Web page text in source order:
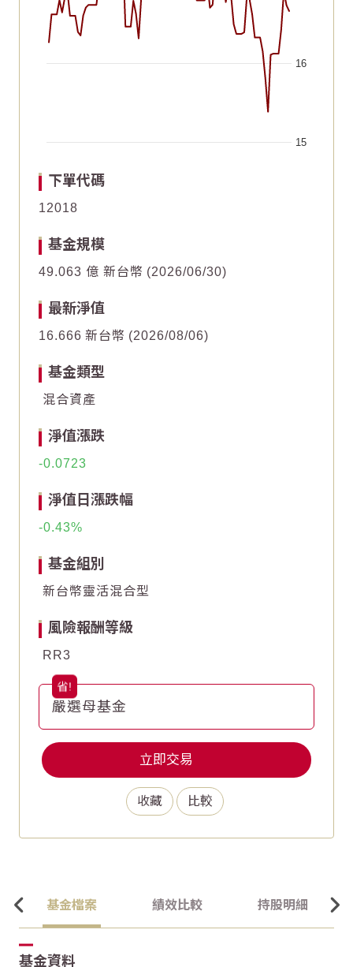
15
16
Line chart with 62 data points.
The chart has 1 Y axis displaying values. Data ranges
2026/05/062026/05/21
Line chart with 62 data points.
The chart has 1 Y axis displaying values. Data ranges
2026/05/062026/05/21
下單代碼
12018
基金規模
49.063 億 新台幣 2026/06/30
最新淨值
16.666 新台幣 2026/08/06
基金類型
混合資產
淨值漲跌
-0.0723
淨值日漲跌幅
-0.43
基金組別
新台幣靈活混合型
風險報酬等級
RR3
嚴選母基金
收藏 比較
立即交易
基金檔案 績效比較 持股明細
基金資料